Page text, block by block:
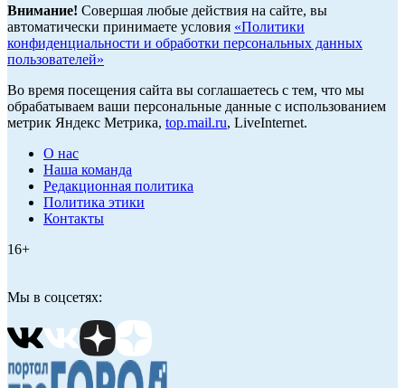
Внимание! Совершая любые действия на сайте, вы
автоматически принимаете условия «Политики
конфиденциальности и обработки персональных данных
пользователей»
Во время посещения сайта вы соглашаетесь с тем, что мы
обрабатываем ваши персональные данные с использованием
метрик Яндекс Метрика, top.mail.ru, LiveInternet.
О нас
Наша команда
Редакционная политика
Политика этики
Контакты
16+
Мы в соцсетях: